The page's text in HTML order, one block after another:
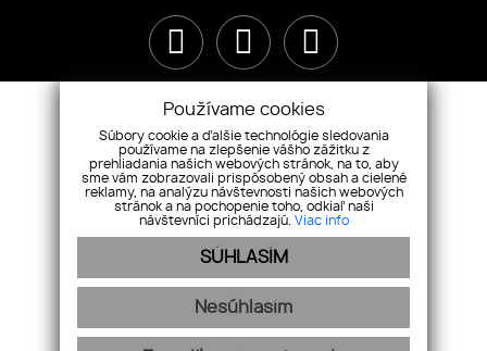
+421 948 119 119| info@r1reality.sk
Používame cookies
Súbory cookie a ďalšie technológie sledovania
používame na zlepšenie vášho zážitku z
prehliadania našich webových stránok, na to, aby
sme vám zobrazovali prispôsobený obsah a cielené
reklamy, na analýzu návštevnosti našich webových
stránok a na pochopenie toho, odkiaľ naši
návštevníci prichádzajú. Viac info
SÚHLASÍM
Nesúhlasím